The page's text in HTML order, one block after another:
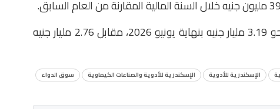
​وعلى صعيد الإيرادات، بلغ إجمالي الإيرادات/المبيعات نحو 3.19 مليار جنيه بنهاية يونيو 2026، مقابل 2.76 مليار جنيه
الإسكندرية للأدوية الإسكندرية للأدوية والصناعات الكيماوية سوق الدواء